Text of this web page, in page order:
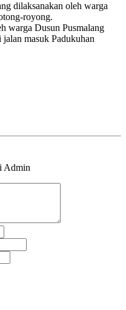
dilaksanakan oleh warga
royong.
warga Dusun Pusmalang
masuk Padukuhan
Admin